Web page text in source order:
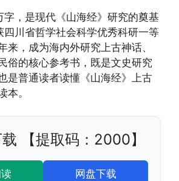
，是现代《山海经》研究的奠基
川省哲学社会科学优秀科研一等
来，成为海内外研究上古神话、
俗的核心参考书，既是文史研究
是普通读者读懂《山海经》上古
本。
【提取码：2000】
网盘下载